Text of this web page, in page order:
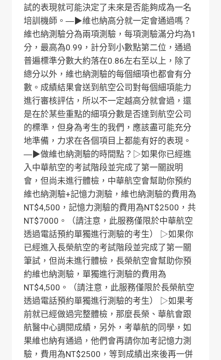
試的表現就可能決定了未來是否能夠成為一名
培訓機師。―▶︎維也納高分就一定會通過嗎？
維也納測驗分為兩項測驗，每項測驗滿分均為1
分，最高為0.99，計分到小數點第二位，通過
普遍標準分數大約落在0.86左右至以上，除了
總分以外，維也納測驗的每個細項也都會有分
數。成績結果會送到航空公司對每個細項能力
進行審核評估，所以不一定越高分就會過，還
是在於某些重點的細項分數是否達到航空公司
的標準，但身為考生的我們，應該盡可能充分
地準備，力求在各個項目上都能有好的表現。
―▶︎做維也納測驗的時間點？▷如果你已經進
入中華航空的考試階段並完成了第一關說明
會，但尚未進行體檢，中華航空會幫助你預約
維也納測驗+記憶力測驗，維也納測驗的費用為
NT$4,500，記憶力測驗的費用為NT$2500，共
NT$7000。（請注意，此服務僅限於中華航空
透過電話預約單獨進行測驗的考生） ▷如果你
已經進入長榮航空的考試階段並完成了第一關
筆試，但尚未進行體檢，長榮航空會幫助你預
約維也納測驗，單獨進行測驗的費用為
NT$4,500。（請注意，此服務僅限於長榮航空
透過電話預約單獨進行測驗的考生） ▷如果考
前就已經做過完整體檢，那麼長榮、華航會跟
航醫中心調閱成績，另外，考華航的同學，如
果維也納有通過，他們會再請你加考記憶力測
驗，費用為NT$2500，等到成績出來後再一併